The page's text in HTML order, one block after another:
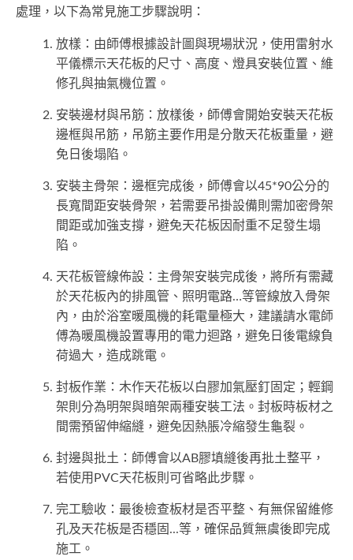
處理，以下為常見施工步驟說明：
放樣：由師傅根據設計圖與現場狀況，使用雷射水
平儀標示天花板的尺寸、高度、燈具安裝位置、維
修孔與抽氣機位置。
安裝邊材與吊筋：放樣後，師傅會開始安裝天花板
邊框與吊筋，吊筋主要作用是分散天花板重量，避
免日後塌陷。
安裝主骨架：邊框完成後，師傅會以45*90公分的
長寬間距安裝骨架，若需要吊掛設備則需加密骨架
間距或加強支撐，避免天花板因耐重不足發生塌
陷。
天花板管線佈設：主骨架安裝完成後，將所有需藏
於天花板內的排風管、照明電路…等管線放入骨架
內，由於浴室暖風機的耗電量極大，建議請水電師
傅為暖風機設置專用的電力迴路，避免日後電線負
荷過大，造成跳電。
封板作業：木作天花板以白膠加氣壓釘固定；輕鋼
架則分為明架與暗架兩種安裝工法。封板時板材之
間需預留伸縮縫，避免因熱脹冷縮發生龜裂。
封邊與批土：師傅會以AB膠填縫後再批土整平，
若使用PVC天花板則可省略此步驟。
完工驗收：最後檢查板材是否平整、有無保留維修
孔及天花板是否穩固...等，確保品質無虞後即完成
施工。